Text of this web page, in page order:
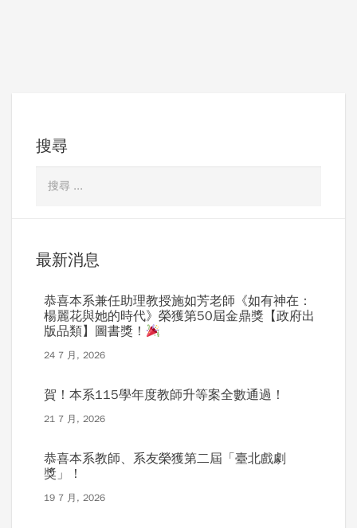
搜尋
最新消息
恭喜本系兼任助理教授施如芳老師《如有神在：
楊麗花與她的時代》榮獲第50屆金鼎獎【政府出
版品類】圖書獎！
24 7 月, 2026
賀！本系115學年度教師升等案全數通過！
21 7 月, 2026
恭喜本系教師、系友榮獲第二屆「臺北戲劇
獎」！
19 7 月, 2026